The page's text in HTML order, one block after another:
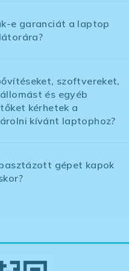
e garanciát a laptop
szoftvereket,
és egyéb
kérhetek a
kívánt laptophoz?
gépet kapok